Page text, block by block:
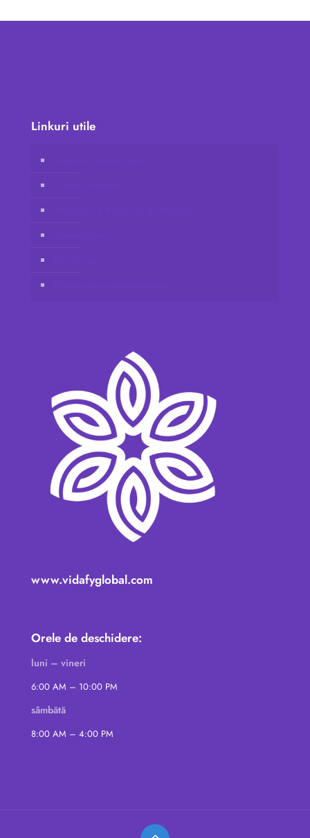
Linkuri utile
www.vidafyglobal.com
Orele de deschidere:
luni – vineri
6:00 AM – 10:00 PM
sâmbătă
8:00 AM – 4:00 PM